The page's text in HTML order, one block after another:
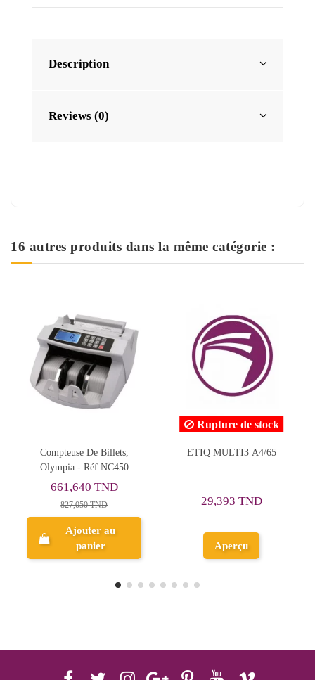
Description
Reviews (0)
16 autres produits dans la même catégorie :
ETIQ MULTI3 A4/65
29,393 TND
Aperçu
Porte Livre en Plastique,
31,190 TND
Ajouter au